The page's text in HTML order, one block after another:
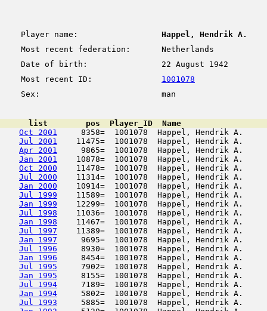
Player name:
Happel, Hendrik A.
Most recent federation:
Netherlands
Date of birth:
22 August 1942
Most recent ID:
1001078
Sex:
man
list        pos  Player_ID  Name
Oct 2001
8358=  1001078  Happel, Hendrik A.
Jul 2001
11475=  1001078  Happel, Hendrik A.
Apr 2001
9865=  1001078  Happel, Hendrik A.
Jan 2001
10878=  1001078  Happel, Hendrik A.
Oct 2000
11478=  1001078  Happel, Hendrik
Jul 2000
11314=  1001078  Happel, Hendrik A.
Jan 2000
10914=  1001078  Happel, Hendrik A.
Jul 1999
11589=  1001078  Happel, Hendrik A.
Jan 1999
12299=  1001078  Happel, Hendrik A.
Jul 1998
11036=  1001078  Happel, Hendrik A.
Jan 1998
11467=  1001078  Happel, Hendrik A.
Jul 1997
11389=  1001078  Happel, Hendrik A.
Jan 1997
9695=  1001078  Happel, Hendrik A.
Jul 1996
8930=  1001078  Happel, Hendrik
Jan 1996
8454=  1001078  Happel, Hendrik A.
Jul 1995
7902=  1001078  Happel, Hendrik A.
Jan 1995
8155=  1001078  Happel, Hendrik A.
Jul 1994
7189=  1001078  Happel, Hendrik A.
Jan 1994
5802=  1001078  Happel, Hendrik A.
Jul 1993
5885=  1001078  Happel, Hendrik A.